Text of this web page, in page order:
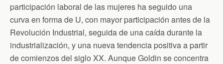
participación laboral de las mujeres ha seguido una
curva en forma de U, con mayor participación antes de la
Revolución Industrial, seguida de una caída durante la
industrialización, y una nueva tendencia positiva a partir
de comienzos del siglo XX. Aunque Goldin se concentra